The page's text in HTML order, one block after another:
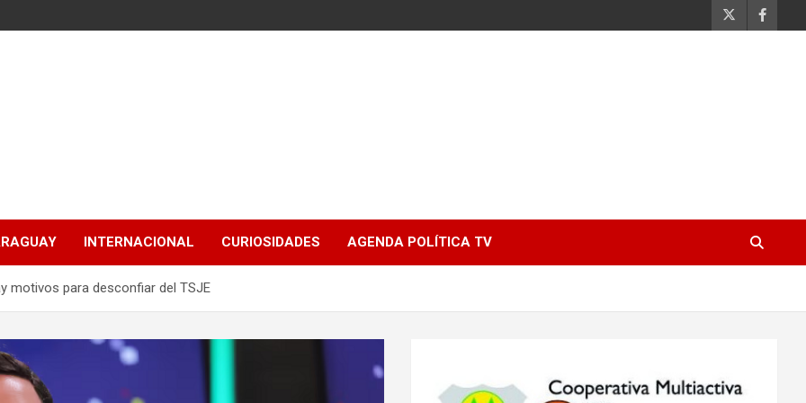
INTERNACIONAL CURIOSIDADES AGENDA POLÍTICA TV
motivos para desconfiar del TSJE